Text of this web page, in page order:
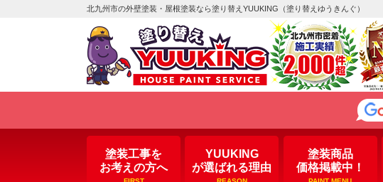
北九州市の外壁塗装・屋根塗装なら塗り替えYUUKING（塗り替えゆうきんぐ）
塗装工事を
お考えの方へ
YUUKING
が選ばれる理由
塗装商品
価格掲載中！